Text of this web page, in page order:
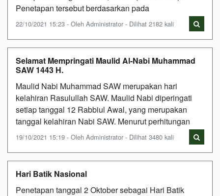
Penetapan tersebut berdasarkan pada
22/10/2021 15:23 - Oleh Administrator - Dilihat 2182 kali
Selamat Mempringati Maulid Al-Nabi Muhammad
SAW 1443 H.
Maulid Nabi Muhammad SAW merupakan hari
kelahiran Rasulullah SAW. Maulid Nabi diperingati
setiap tanggal 12 Rabbiul Awal, yang merupakan
tanggal kelahiran Nabi SAW. Menurut perhitungan
19/10/2021 15:19 - Oleh Administrator - Dilihat 3480 kali
Hari Batik Nasional
Penetapan tanggal 2 Oktober sebagai Hari Batik